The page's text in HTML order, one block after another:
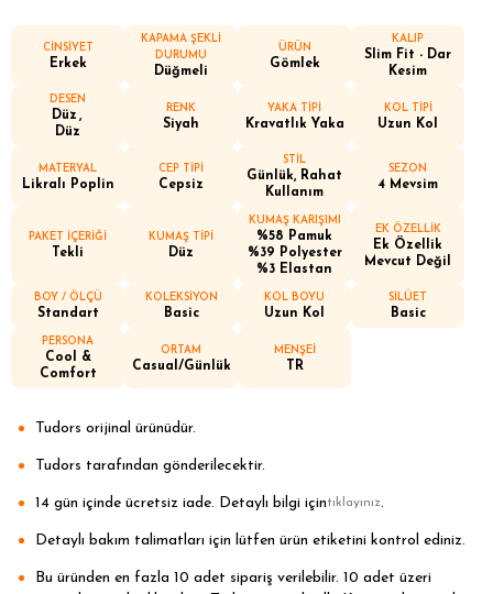
CİNSİYET
Erkek
KAPAMA ŞEKLİ
DURUMU
Düğmeli
ÜRÜN
Gömlek
KALIP
Slim Fit - Dar
Kesim
DESEN
Düz
Düz
RENK
Siyah
YAKA TİPİ
Kravatlık Yaka
KOL TİPİ
Uzun Kol
MATERYAL
Likralı Poplin
CEP TİPİ
Cepsiz
STİL
Günlük, Rahat
Kullanım
SEZON
4 Mevsim
PAKET İÇERİĞİ
Tekli
KUMAŞ TİPİ
Düz
KUMAŞ KARIŞIMI
%58 Pamuk
%39 Polyester
%3 Elastan
EK ÖZELLİK
Ek Özellik
Mevcut Değil
BOY / ÖLÇÜ
Standart
KOLEKSİYON
Basic
KOL BOYU
Uzun Kol
SİLÜET
Basic
PERSONA
Cool &
Comfort
ORTAM
Casual/Günlük
MENŞEİ
TR
Tudors orijinal ürünüdür.
Tudors tarafından gönderilecektir.
14 gün içinde ücretsiz iade. Detaylı bilgi içintıklayınız.
Detaylı bakım talimatları için lütfen ürün etiketini kontrol ediniz.
Bu üründen en fazla 10 adet sipariş verilebilir. 10 adet üzeri